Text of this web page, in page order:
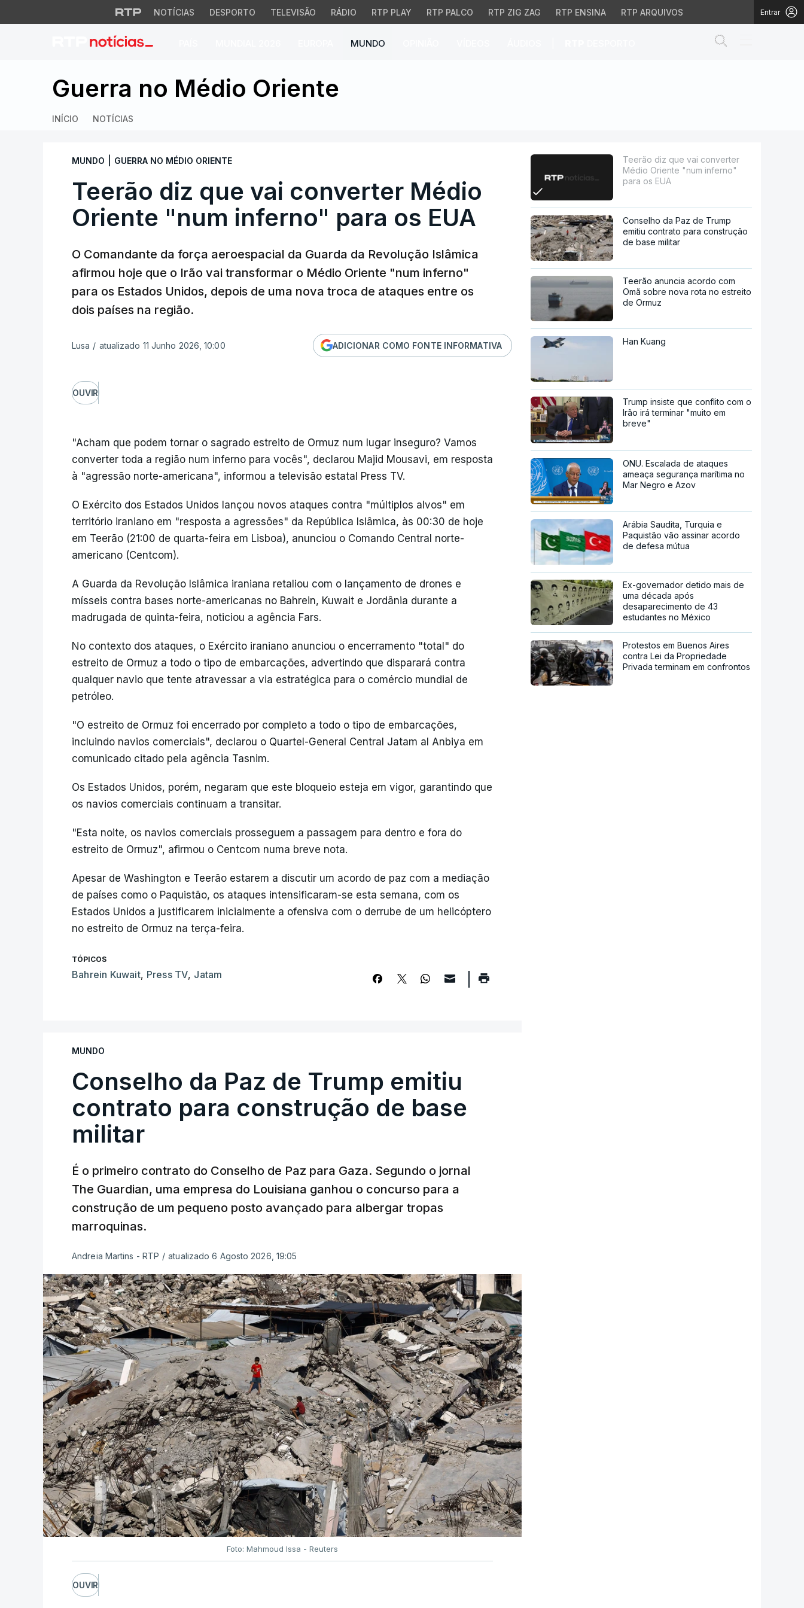
NOTÍCIAS DESPORTO TELEVISÃO RÁDIO RTP PLAY RTP PALCO RTP ZIG ZAG RTP ENSINA RTP ARQUIVOS Entrar
MUNDO
Teerão diz que vai converter Médio Oriente "num inferno" para os
Guerra no Médio Oriente
INÍCIO NOTÍCIAS
MUNDO GUERRA NO MÉDIO ORIENTE
Teerão diz que vai converter Médio
Oriente "num inferno" para os EUA
O Comandante da força aeroespacial da Guarda da Revolução Islâmica
afirmou hoje que o Irão vai transformar o Médio Oriente "num inferno"
para os Estados Unidos, depois de uma nova troca de ataques entre os
dois países na região.
Lusa / atualizado 11 Junho 2026, 10:00 ADICIONAR COMO FONTE INFORMATIVA
OUVIR
"Acham que podem tornar o sagrado estreito de Ormuz num lugar inseguro? Vamos
converter toda a região num inferno para vocês", declarou Majid Mousavi, em resposta
à "agressão norte-americana", informou a televisão estatal Press TV.
O Exército dos Estados Unidos lançou novos ataques contra "múltiplos alvos" em
território iraniano em "resposta a agressões" da República Islâmica, às 00:30 de hoje
em Teerão (21:00 de quarta-feira em Lisboa), anunciou o Comando Central norte-
americano (Centcom).
A Guarda da Revolução Islâmica iraniana retaliou com o lançamento de drones e
mísseis contra bases norte-americanas no Bahrein, Kuwait e Jordânia durante a
madrugada de quinta-feira, noticiou a agência Fars.
No contexto dos ataques, o Exército iraniano anunciou o encerramento "total" do
estreito de Ormuz a todo o tipo de embarcações, advertindo que disparará contra
qualquer navio que tente atravessar a via estratégica para o comércio mundial de
petróleo.
"O estreito de Ormuz foi encerrado por completo a todo o tipo de embarcações,
incluindo navios comerciais", declarou o Quartel-General Central Jatam al Anbiya em
comunicado citado pela agência Tasnim.
Os Estados Unidos, porém, negaram que este bloqueio esteja em vigor, garantindo que
os navios comerciais continuam a transitar.
"Esta noite, os navios comerciais prosseguem a passagem para dentro e fora do
estreito de Ormuz", afirmou o Centcom numa breve nota.
Apesar de Washington e Teerão estarem a discutir um acordo de paz com a mediação
de países como o Paquistão, os ataques intensificaram-se esta semana, com os
Estados Unidos a justificarem inicialmente a ofensiva com o derrube de um helicóptero
no estreito de Ormuz na terça-feira.
TÓPICOS
Bahrein Kuwait, Press TV, Jatam
MUNDO
Conselho da Paz de Trump emitiu
contrato para construção de base
militar
É o primeiro contrato do Conselho de Paz para Gaza. Segundo o jornal
The Guardian, uma empresa do Louisiana ganhou o concurso para a
construção de um pequeno posto avançado para albergar tropas
marroquinas.
Andreia Martins - RTP / atualizado 6 Agosto 2026, 19:05
Foto: Mahmoud Issa - Reuters
OUVIR
Teerão diz que vai converter
Médio Oriente "num inferno"
para os EUA
Conselho da Paz de Trump
emitiu contrato para construção
de base militar
Teerão anuncia acordo com
Omã sobre nova rota no estreito
de Ormuz
Han Kuang
Trump insiste que conflito com o
Irão irá terminar "muito em
breve"
ONU. Escalada de ataques
ameaça segurança marítima no
Mar Negro e Azov
Arábia Saudita, Turquia e
Paquistão vão assinar acordo
de defesa mútua
Ex-governador detido mais de
uma década após
desaparecimento de 43
estudantes no México
Protestos em Buenos Aires
contra Lei da Propriedade
Privada terminam em confrontos